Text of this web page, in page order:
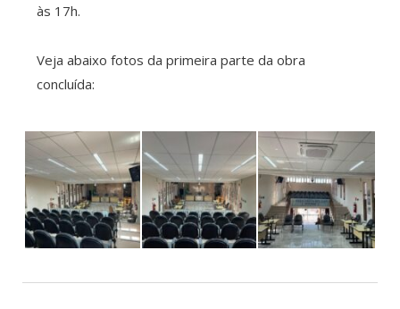
às 17h.
Veja abaixo fotos da primeira parte da obra
concluída: